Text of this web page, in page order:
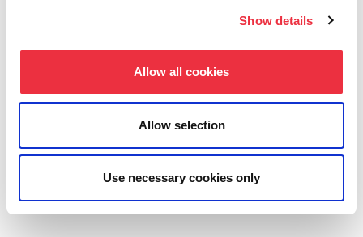
Show details
Allow all cookies
Allow selection
Use necessary cookies only
WordPress-lisäosan, jonka avulla tapahtumat voidaan
tuoda verkkosivulle myös WordPress-artikkeleina.
Kolme valmista näkymää: Listaus, ruudukko ja
kalenteri
Tapahtumien suodattaminen
Oma WordPress-plugin